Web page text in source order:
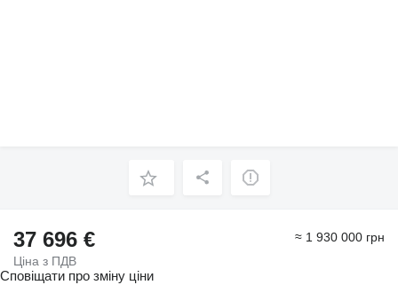
37 696 €
Ціна з ПДВ
≈ 1 930 000 грн
Сповіщати про зміну ціни